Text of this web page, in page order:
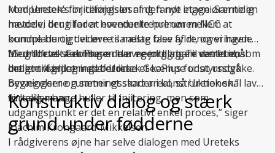
kompensere for tilføjelsen af den nye etage. Samtidig
havde vi brug for at eventuelle hulrum mellem
bundplade og det øvre sandlag blev fyldt, og vi havde
brug for at stabilisere de øvre jordlag. Til det formål
brugte vi injicering af Uretek GeoPlus for at undgå
bevægelser og sætningsskader i konstruktionen.”
fortæller han.
Med Uretek’s injiceringsløsning fandt ingeniørerne en
metode, der tillader hovedentreprenøren NCC at
komme hurtigt videre til næste fase af renoveringen.
MedUretek GeoPluser der nemlig ingen ventetid, som
det er tilfældet med beton.
”Grundforstærkningen har egentlig bare været en
mellemregning – det er ikke et kæmpe udstyrsstykke.
Bygningerne rummer et stort areal, så Uretek skal lave
virkelig mange huller til injicering, men som
udgangspunkt er det en relativt enkel proces,” siger
Joachim Krongaard-Mikkelsen.
Konstruktiv dialog og stærk
grund under fødderne
I rådgiverens øjne har selve dialogen med Ureteks